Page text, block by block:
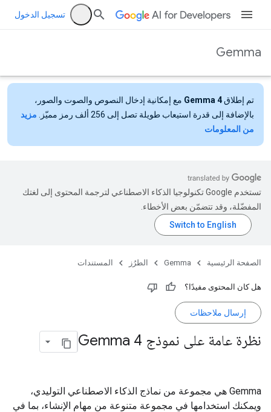
تسجيل الدخول
Gemma
تم إطلاق Gemma 4 مع إمكانية إدخال النصوص والصوت والصور،
بالإضافة إلى قدرة استيعاب طويلة تصل إلى 256 ألف رمز مميّز.
مزيد
من المعلومات
تستخدم Google تكنولوجيا الذكاء الاصطناعي لترجمة المحتوى إلى لغتك
المفضّلة، وقد تتضمّن بعض الأخطاء.
الصفحة الرئيسية Gemma الطرُز المستندات
هل كان المحتوى مفيدًا؟
إرسال ملاحظات
نظرة عامة على نموذج Gemma 4
‫Gemma هي مجموعة من نماذج الذكاء الاصطناعي التوليدي،
ويمكنك استخدامها في مجموعة متنوعة من مهام الإنشاء، بما في